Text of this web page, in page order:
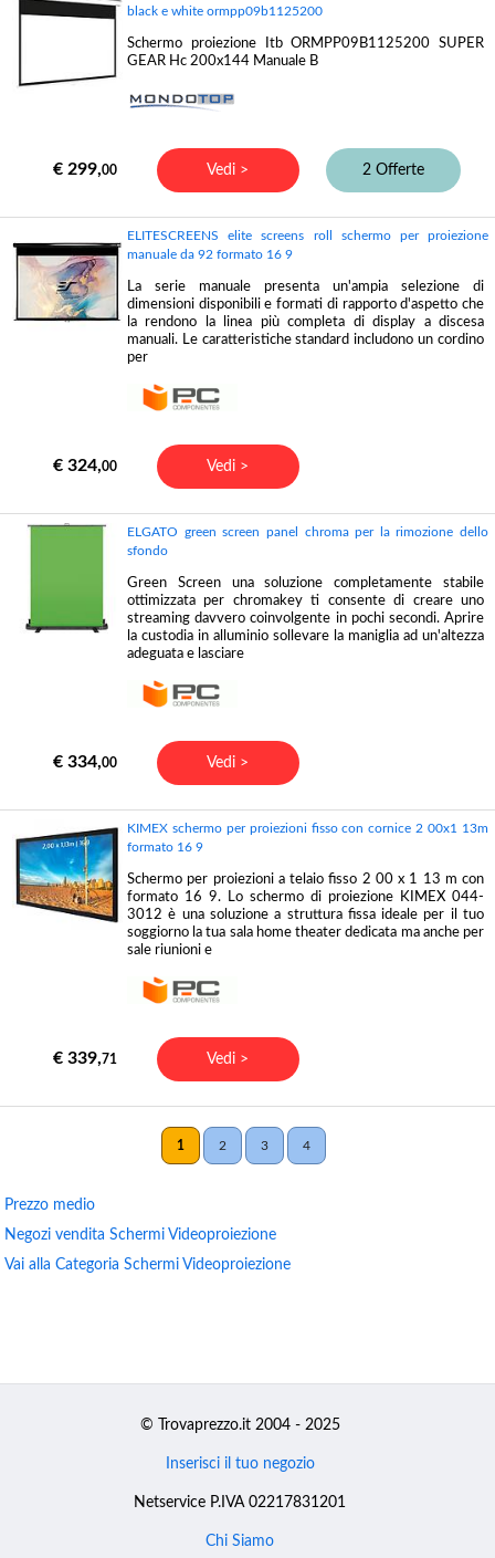
black e white ormpp09b1125200
Schermo proiezione Itb ORMPP09B1125200 SUPER
GEAR Hc 200x144 Manuale B
€ 299,00 Vedi > 2 Offerte
ELITESCREENS elite screens roll schermo per proiezione
manuale da 92 formato 16 9
La serie manuale presenta un'ampia selezione di
dimensioni disponibili e formati di rapporto d'aspetto che
la rendono la linea più completa di display a discesa
manuali. Le caratteristiche standard includono un cordino
per
€ 324,00 Vedi >
ELGATO green screen panel chroma per la rimozione dello
sfondo
Green Screen una soluzione completamente stabile
ottimizzata per chromakey ti consente di creare uno
streaming davvero coinvolgente in pochi secondi. Aprire
la custodia in alluminio sollevare la maniglia ad un'altezza
adeguata e lasciare
€ 334,00 Vedi >
KIMEX schermo per proiezioni fisso con cornice 2 00x1 13m
formato 16 9
Schermo per proiezioni a telaio fisso 2 00 x 1 13 m con
formato 16 9. Lo schermo di proiezione KIMEX 044-
3012 è una soluzione a struttura fissa ideale per il tuo
soggiorno la tua sala home theater dedicata ma anche per
sale riunioni e
€ 339,71 Vedi >
1 2 3 4
Prezzo medio
Negozi vendita Schermi Videoproiezione
Vai alla Categoria Schermi Videoproiezione
© Trovaprezzo.it 2004 - 2025
Inserisci il tuo negozio
Netservice P.IVA 02217831201
Chi Siamo